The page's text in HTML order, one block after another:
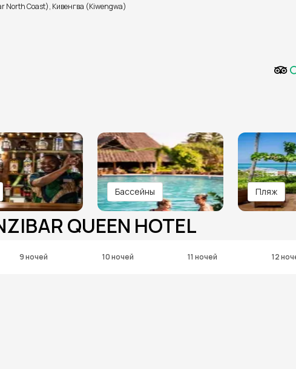
North Coast), Кивенгва (Kiwengwa)
Бассейны Пляж
QUEEN HOTEL
9 ночей 10 ночей 11 ночей 12